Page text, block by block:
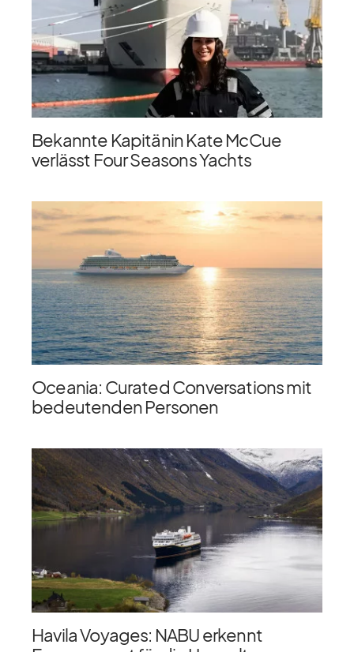
Bekannte Kapitänin Kate McCue
verlässt Four Seasons Yachts
Oceania: Curated Conversations mit
bedeutenden Personen
Havila Voyages: NABU erkennt